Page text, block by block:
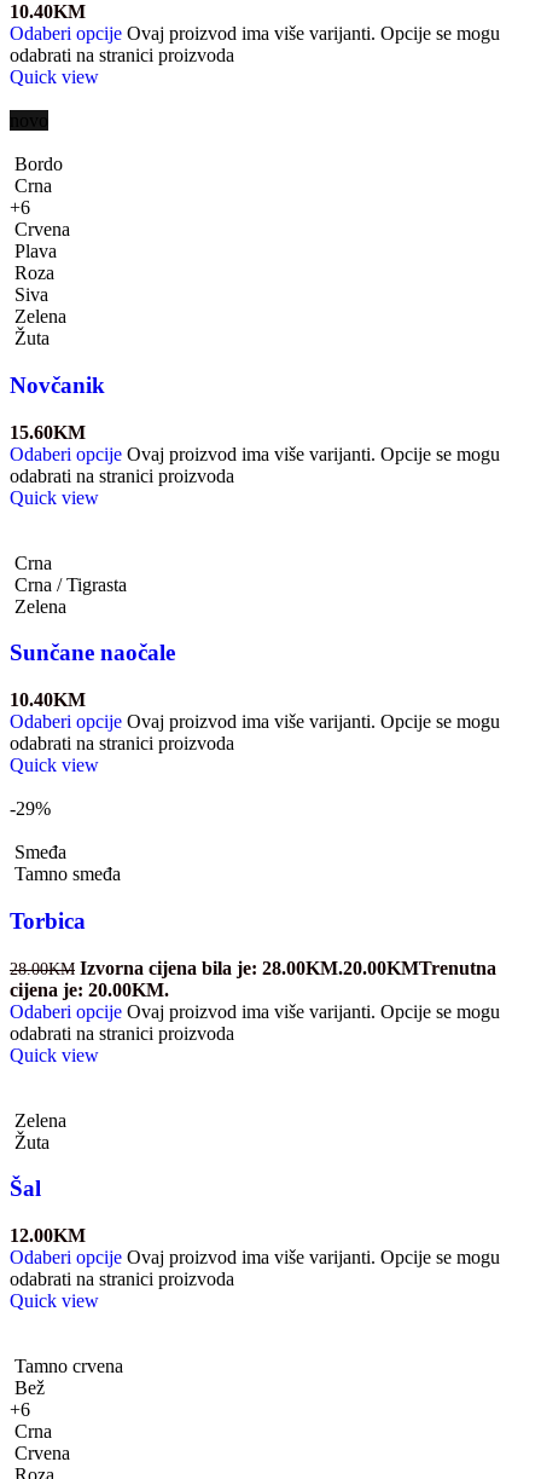
10.40KM
Odaberi opcije Ovaj proizvod ima više varijanti. Opcije se mogu
odabrati na stranici proizvoda
Quick view
Bordo
Crna
+6
Crvena
Plava
Roza
Siva
Zelena
Žuta
Novčanik
15.60KM
Odaberi opcije Ovaj proizvod ima više varijanti. Opcije se mogu
odabrati na stranici proizvoda
Quick view
Crna
Crna / Tigrasta
Zelena
Sunčane naočale
10.40KM
Odaberi opcije Ovaj proizvod ima više varijanti. Opcije se mogu
odabrati na stranici proizvoda
Quick view
-29%
Smeđa
Tamno smeđa
Torbica
28.00KM Izvorna cijena bila je: 28.00KM.20.00KMTrenutna
cijena je: 20.00KM.
Odaberi opcije Ovaj proizvod ima više varijanti. Opcije se mogu
odabrati na stranici proizvoda
Quick view
Zelena
Žuta
Šal
12.00KM
Odaberi opcije Ovaj proizvod ima više varijanti. Opcije se mogu
odabrati na stranici proizvoda
Quick view
Tamno crvena
Bež
+6
Crna
Crvena
Roza